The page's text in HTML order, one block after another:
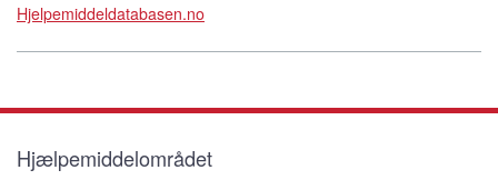
Hjelpemiddeldatabasen.no
Hjælpemiddelområdet